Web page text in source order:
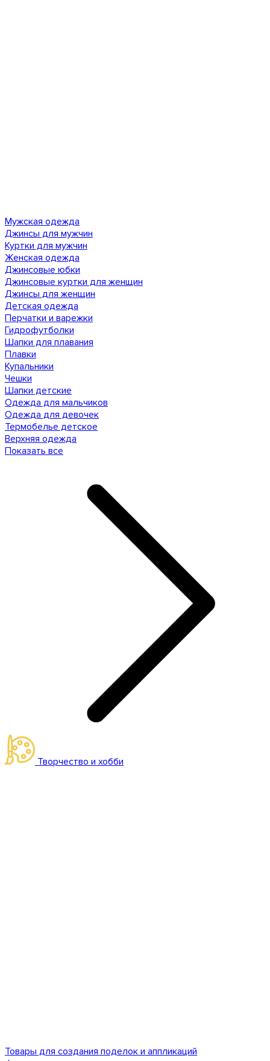
Мужская одежда
Джинсы для мужчин
Куртки для мужчин
Женская одежда
Джинсовые юбки
Джинсовые куртки для женщин
Джинсы для женщин
Детская одежда
Перчатки и варежки
Гидрофутболки
Шапки для плавания
Плавки
Купальники
Чешки
Шапки детские
Одежда для мальчиков
Одежда для девочек
Термобелье детское
Верхняя одежда
Показать все
Творчество и хобби
Товары для создания поделок и аппликаций